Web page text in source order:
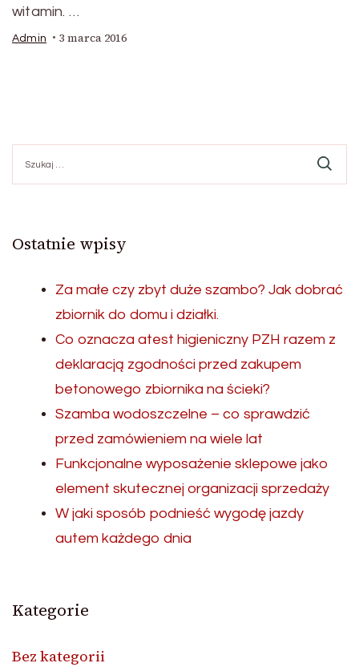
witamin. …
Admin 3 marca 2016
Ostatnie wpisy
Za małe czy zbyt duże szambo? Jak dobrać
zbiornik do domu i działki.
Co oznacza atest higieniczny PZH razem z
deklaracją zgodności przed zakupem
betonowego zbiornika na ścieki?
Szamba wodoszczelne – co sprawdzić
przed zamówieniem na wiele lat
Funkcjonalne wyposażenie sklepowe jako
element skutecznej organizacji sprzedaży
W jaki sposób podnieść wygodę jazdy
autem każdego dnia
Kategorie
Bez kategorii